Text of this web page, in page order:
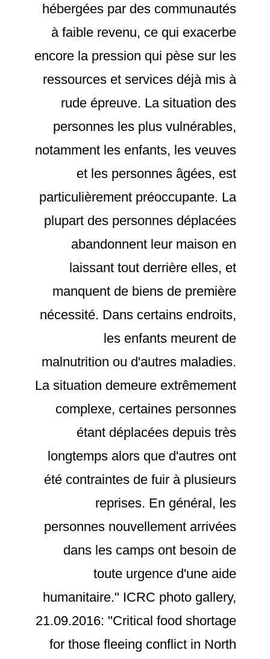
hébergées par des communautés
à faible revenu, ce qui exacerbe
encore la pression qui pèse sur les
ressources et services déjà mis à
rude épreuve. La situation des
personnes les plus vulnérables,
notamment les enfants, les veuves
et les personnes âgées, est
particulièrement préoccupante. La
plupart des personnes déplacées
abandonnent leur maison en
laissant tout derrière elles, et
manquent de biens de première
nécessité. Dans certains endroits,
les enfants meurent de
malnutrition ou d'autres maladies.
La situation demeure extrêmement
complexe, certaines personnes
étant déplacées depuis très
longtemps alors que d'autres ont
été contraintes de fuir à plusieurs
reprises. En général, les
personnes nouvellement arrivées
dans les camps ont besoin de
toute urgence d'une aide
humanitaire." ICRC photo gallery,
21.09.2016: "Critical food shortage
for those fleeing conflict in North